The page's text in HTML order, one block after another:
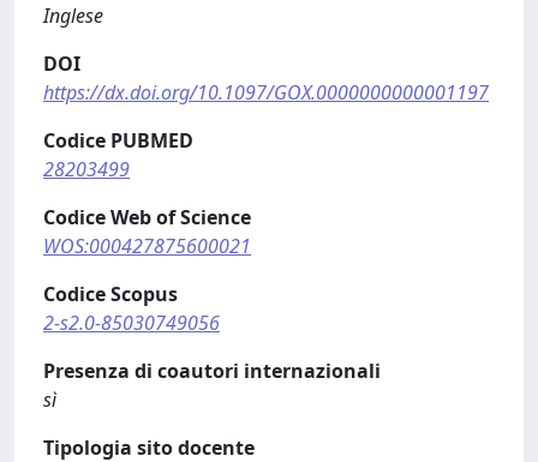
Inglese
DOI
https://dx.doi.org/10.1097/GOX.0000000000001197
Codice PUBMED
28203499
Codice Web of Science
WOS:000427875600021
Codice Scopus
2-s2.0-85030749056
Presenza di coautori internazionali
sì
Tipologia sito docente